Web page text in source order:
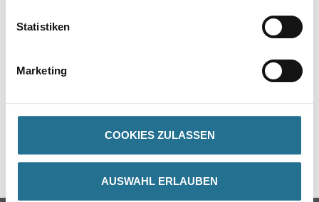
Statistiken
Marketing
COOKIES ZULASSEN
AUSWAHL ERLAUBEN
SPEZIFIKATIONEN